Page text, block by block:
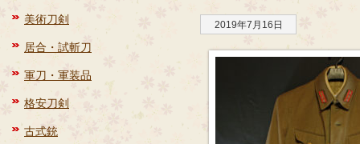
美術刀剣
居合・試斬刀
軍刀・軍装品
格安刀剣
古式銃
2019年7月16日